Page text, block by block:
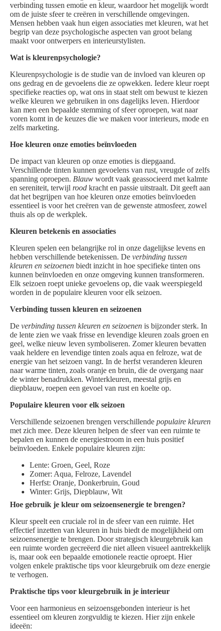
verbinding tussen emotie en kleur, waardoor het mogelijk wordt
om de juiste sfeer te creëren in verschillende omgevingen.
Mensen hebben vaak hun eigen associaties met kleuren, wat het
begrip van deze psychologische aspecten van groot belang
maakt voor ontwerpers en interieurstylisten.
Wat is kleurenpsychologie?
Kleurenpsychologie is de studie van de invloed van kleuren op
ons gedrag en de gevoelens die ze opwekken. Iedere kleur roept
specifieke reacties op, wat ons in staat stelt om bewust te kiezen
welke kleuren we gebruiken in ons dagelijks leven. Hierdoor
kan men een bepaalde stemming of sfeer oproepen, wat naar
voren komt in de keuzes die we maken voor interieurs, mode en
zelfs marketing.
Hoe kleuren onze emoties beïnvloeden
De impact van kleuren op onze emoties is diepgaand.
Verschillende tinten kunnen gevoelens van rust, vreugde of zelfs
spanning oproepen. Blauw wordt vaak geassocieerd met kalmte
en sereniteit, terwijl rood kracht en passie uitstraalt. Dit geeft aan
dat het begrijpen van hoe kleuren onze emoties beïnvloeden
essentieel is voor het creëren van de gewenste atmosfeer, zowel
thuis als op de werkplek.
Kleuren betekenis en associaties
Kleuren spelen een belangrijke rol in onze dagelijkse levens en
hebben verschillende betekenissen. De verbinding tussen
kleuren en seizoenen biedt inzicht in hoe specifieke tinten ons
kunnen beïnvloeden en onze omgeving kunnen transformeren.
Elk seizoen roept unieke gevoelens op, die vaak weerspiegeld
worden in de populaire kleuren voor elk seizoen.
Verbinding tussen kleuren en seizoenen
De verbinding tussen kleuren en seizoenen is bijzonder sterk. In
de lente zien we vaak frisse en levendige kleuren zoals groen en
geel, welke nieuw leven symboliseren. Zomer kleuren bevatten
vaak heldere en levendige tinten zoals aqua en felroze, wat de
energie van het seizoen vangt. In de herfst veranderen kleuren
naar warme tinten, zoals oranje en bruin, die de overgang naar
de winter benadrukken. Winterkleuren, meestal grijs en
diepblauw, roepen een gevoel van rust en koelte op.
Populaire kleuren voor elk seizoen
Verschillende seizoenen brengen verschillende populaire kleuren
met zich mee. Deze kleuren helpen de sfeer van een ruimte te
bepalen en kunnen de energiestroom in een huis positief
beïnvloeden. Enkele populaire kleuren zijn:
Lente: Groen, Geel, Roze
Zomer: Aqua, Felroze, Lavendel
Herfst: Oranje, Donkerbruin, Goud
Winter: Grijs, Diepblauw, Wit
Hoe gebruik je kleur om seizoensenergie te brengen?
Kleur speelt een cruciale rol in de sfeer van een ruimte. Het
effectief inzetten van kleuren in huis biedt de mogelijkheid om
seizoensenergie te brengen. Door strategisch kleurgebruik kan
een ruimte worden gecreëerd die niet alleen visueel aantrekkelijk
is, maar ook een bepaalde emotionele reactie oproept. Hier
volgen enkele praktische tips voor kleurgebruik om deze energie
te verhogen.
Praktische tips voor kleurgebruik in je interieur
Voor een harmonieus en seizoensgebonden interieur is het
essentieel om kleuren zorgvuldig te kiezen. Hier zijn enkele
ideeën: